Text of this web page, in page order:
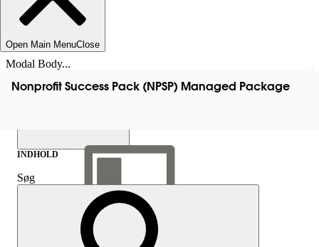
Open Main MenuClose
Modal Body...
Nonprofit Success Pack (NPSP) Managed Package
Vis indholdsfortegnelse
INDHOLD
Søg